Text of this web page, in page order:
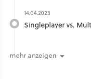
14.04.2023
Singleplayer vs.
mehr anzeigen